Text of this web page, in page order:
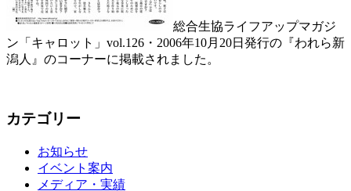
総合生協ライフアップマガジ
ン「キャロット」vol.126・2006年10月20日発行の『われら新
潟人』のコーナーに掲載されました。
カテゴリー
お知らせ
イベント案内
メディア・実績